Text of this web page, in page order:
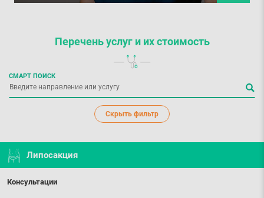
Перечень услуг и их стоимость
СМАРТ ПОИСК
Скрыть фильтр
Липосакция
Консультации